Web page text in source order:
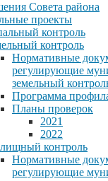
Совета района
проекты
контроль
контроль
Нормативные
регулирующие
земельный
Программа
Планы проверок
2021
2022
контроль
Нормативные
регулирующие